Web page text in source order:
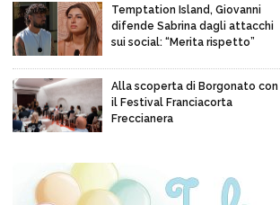
Temptation Island, Giovanni
difende Sabrina dagli attacchi
sui social: “Merita rispetto”
Alla scoperta di Borgonato con
il Festival Franciacorta
Freccianera